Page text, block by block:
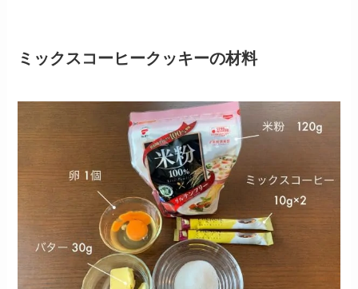
ミックスコーヒークッキーの材料